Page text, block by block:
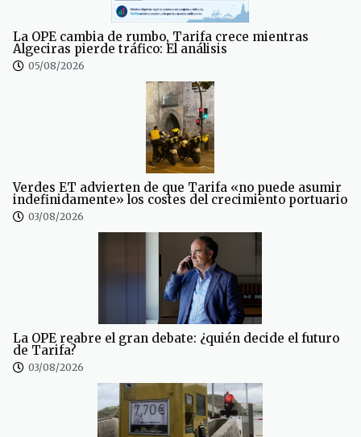
La OPE cambia de rumbo, Tarifa crece mientras
Algeciras pierde tráfico: El análisis
05/08/2026
Verdes ET advierten de que Tarifa «no puede asumir
indefinidamente» los costes del crecimiento portuario
03/08/2026
La OPE reabre el gran debate: ¿quién decide el futuro
de Tarifa?
03/08/2026